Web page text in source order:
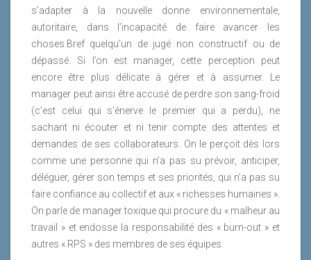
s’adapter à la nouvelle donne environnementale,
autoritaire, dans l’incapacité de faire avancer les
choses.Bref quelqu’un de jugé non constructif ou de
dépassé. Si l’on est manager, cette perception peut
encore être plus délicate à gérer et à assumer. Le
manager peut ainsi être accusé de perdre son sang-froid
(c’est celui qui s’énerve le premier qui a perdu), ne
sachant ni écouter et ni tenir compte des attentes et
demandes de ses collaborateurs. On le perçoit dès lors
comme une personne qui n’a pas su prévoir, anticiper,
déléguer, gérer son temps et ses priorités, qui n’a pas su
faire confiance au collectif et aux « richesses humaines ».
On parle de manager toxique qui procure du « malheur au
travail » et endosse la responsabilité des « burn-out » et
autres « RPS » des membres de ses équipes.